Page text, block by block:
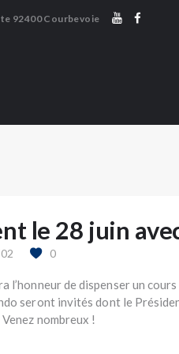
92400 CourbevoieLE DOJO
👤 ESPACE
le 28 juin
0
l’honneur de dispenser un
seront invités dont le
nombreux !